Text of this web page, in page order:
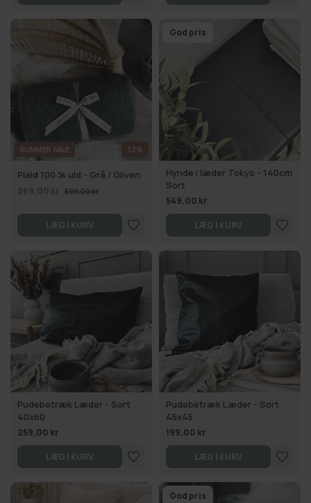
SUMMER SALE 32%
Plaid 100 % uld - Grå / Oliven
269,00 kr 399,00 kr
LÆG I KURV
God pris
Hynde i læder Tokyo - 140cm
Sort
549,00 kr
LÆG I KURV
Pudebetræk Læder - Sort
40x60
259,00 kr
LÆG I KURV
Pudebetræk Læder - Sort
45x45
199,00 kr
LÆG I KURV
God pris